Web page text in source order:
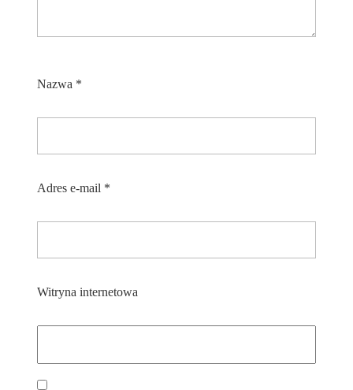
Nazwa *
Adres e-mail *
Witryna internetowa